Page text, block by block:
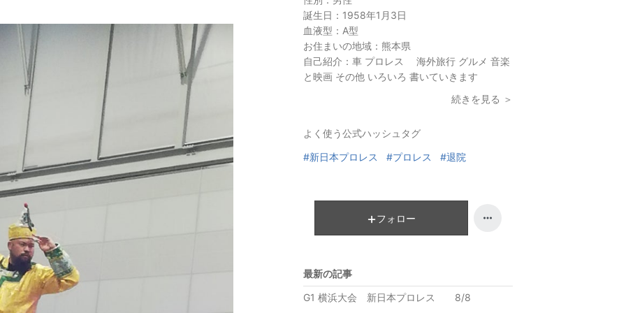
誕生日： 1958年1月3日
血液型： A型
お住まいの地域： 熊本県
自己紹介： 車 プロレス 海外旅行 グルメ 音楽
と映画 その他 いろいろ 書いていきます
続きを見る ＞
よく使う公式ハッシュタグ
#新日本プロレス #プロレス #退院
フォロー
最新の記事
G1 横浜大会 新日本プロレス 8/8